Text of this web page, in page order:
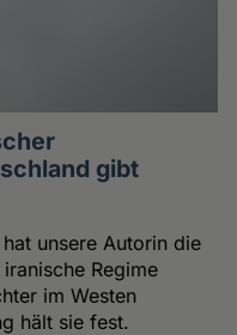
gibt
unsere Autorin die
Regime
im Westen
hält sie fest.